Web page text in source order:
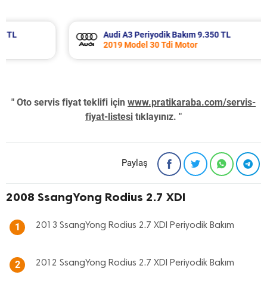
Audi A3 Periyodik Bakım 9.350 TL
2019 Model 30 Tdi Motor
" Oto servis fiyat teklifi için www.pratikaraba.com/servis-
fiyat-listesi tıklayınız. "
Paylaş
2008 SsangYong Rodius 2.7 XDI
1 2013 SsangYong Rodius 2.7 XDI Periyodik Bakım
2 2012 SsangYong Rodius 2.7 XDI Periyodik Bakım